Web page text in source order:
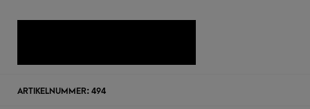
ARTIKELNUMMER: 494